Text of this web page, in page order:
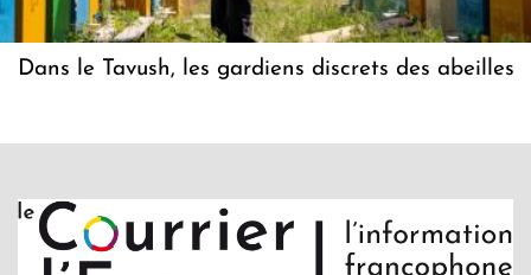
Dans le Tavush, les gardiens discrets des abeilles